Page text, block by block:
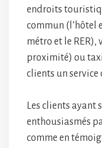
endroits
commun (l’hôtel
métro et le RER),
proximité) ou
clients un service
Les clients ayant
enthousiasmés
comme en